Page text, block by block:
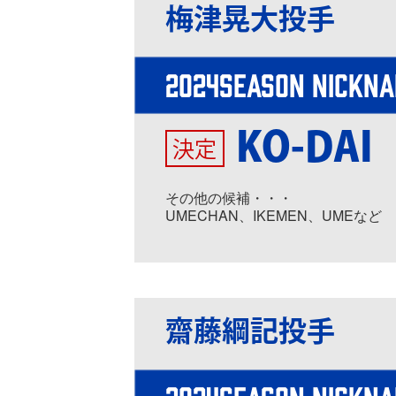
梅津晃大投手
2024SEASON
決定 KO-DAI
その他の候補・・・
UMECHAN、IKEMEN、UMEなど
齋藤綱記投手